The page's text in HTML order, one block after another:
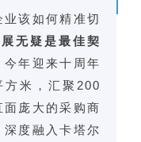
该如何精准切
无疑是最佳契
年迎来十周年
米，汇聚200
庞大的采购商
度融入卡塔尔